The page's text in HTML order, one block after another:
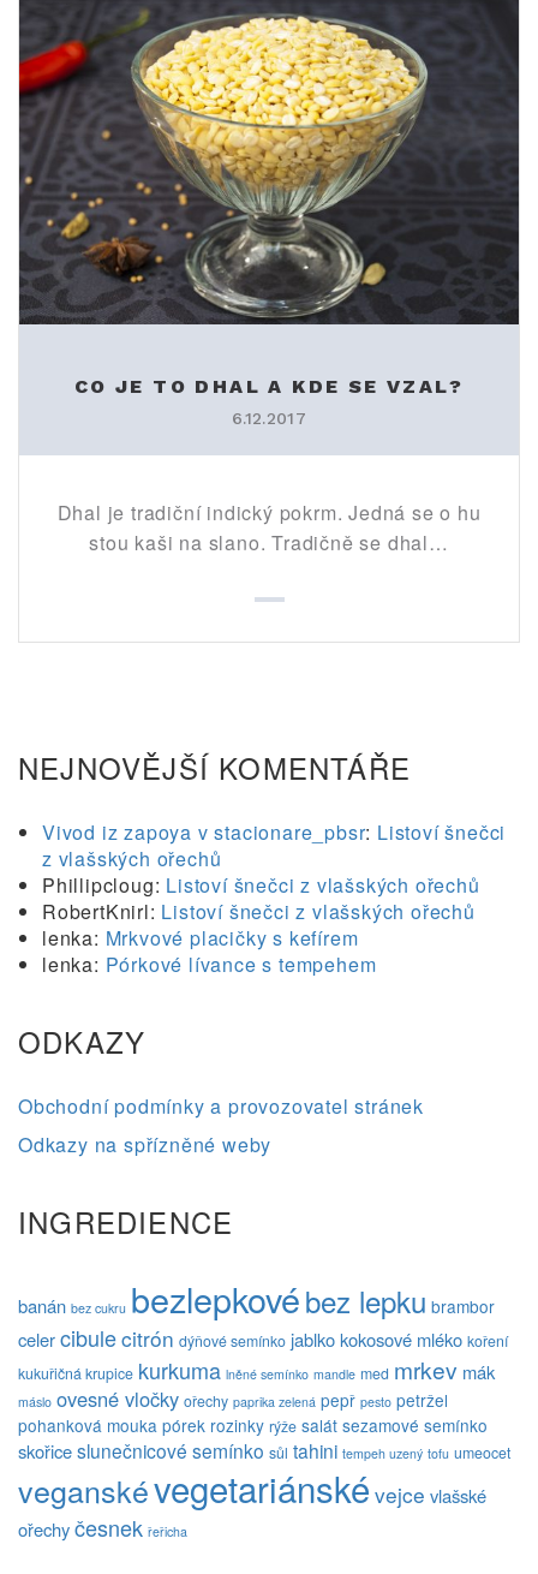
CO JE TO DHAL A KDE SE VZAL?
6.12.2017
Dhal je tradiční indický pokrm. Jedná se o hu
stou kaši na slano. Tradičně se dhal…
NEJNOVĚJŠÍ KOMENTÁŘE
Vivod iz zapoya v stacionare_pbsr: Listoví šnečci
z vlašských ořechů
Phillipcloug: Listoví šnečci z vlašských ořechů
RobertKnirl: Listoví šnečci z vlašských ořechů
lenka: Mrkvové placičky s kefírem
lenka: Pórkové lívance s tempehem
ODKAZY
Obchodní podmínky a provozovatel stránek
Odkazy na spřízněné weby
INGREDIENCE
banán bez cukru bezlepkovébez lepku brambor
celercibulecitrón dýňové semínko jablkokokosové mléko koření
kukuřičná krupice kurkuma lněné semínko mandle med mrkev mák
máslo ovesné vločky ořechy paprika zelená pepř pesto petržel
pohanková mouka pórek rozinky rýže salát sezamové semínko
skořiceslunečnicové semínko sůl tahini tempeh uzený tofu umeocet
veganskévegetariánské vejce vlašské
ořechyčesnek řeřicha